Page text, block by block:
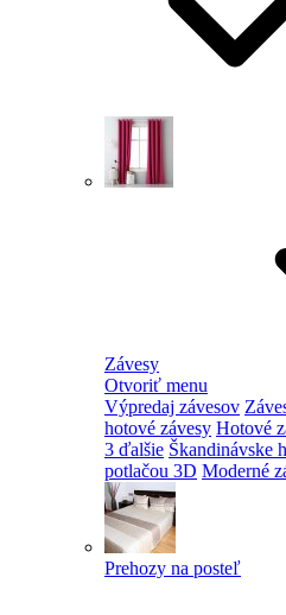
Závesy
Otvoriť menu
Výpredaj závesov
hotové závesy Hotové
3 ďalšie Škandinávske
potlačou 3D Moderné
Prehozy na posteľ